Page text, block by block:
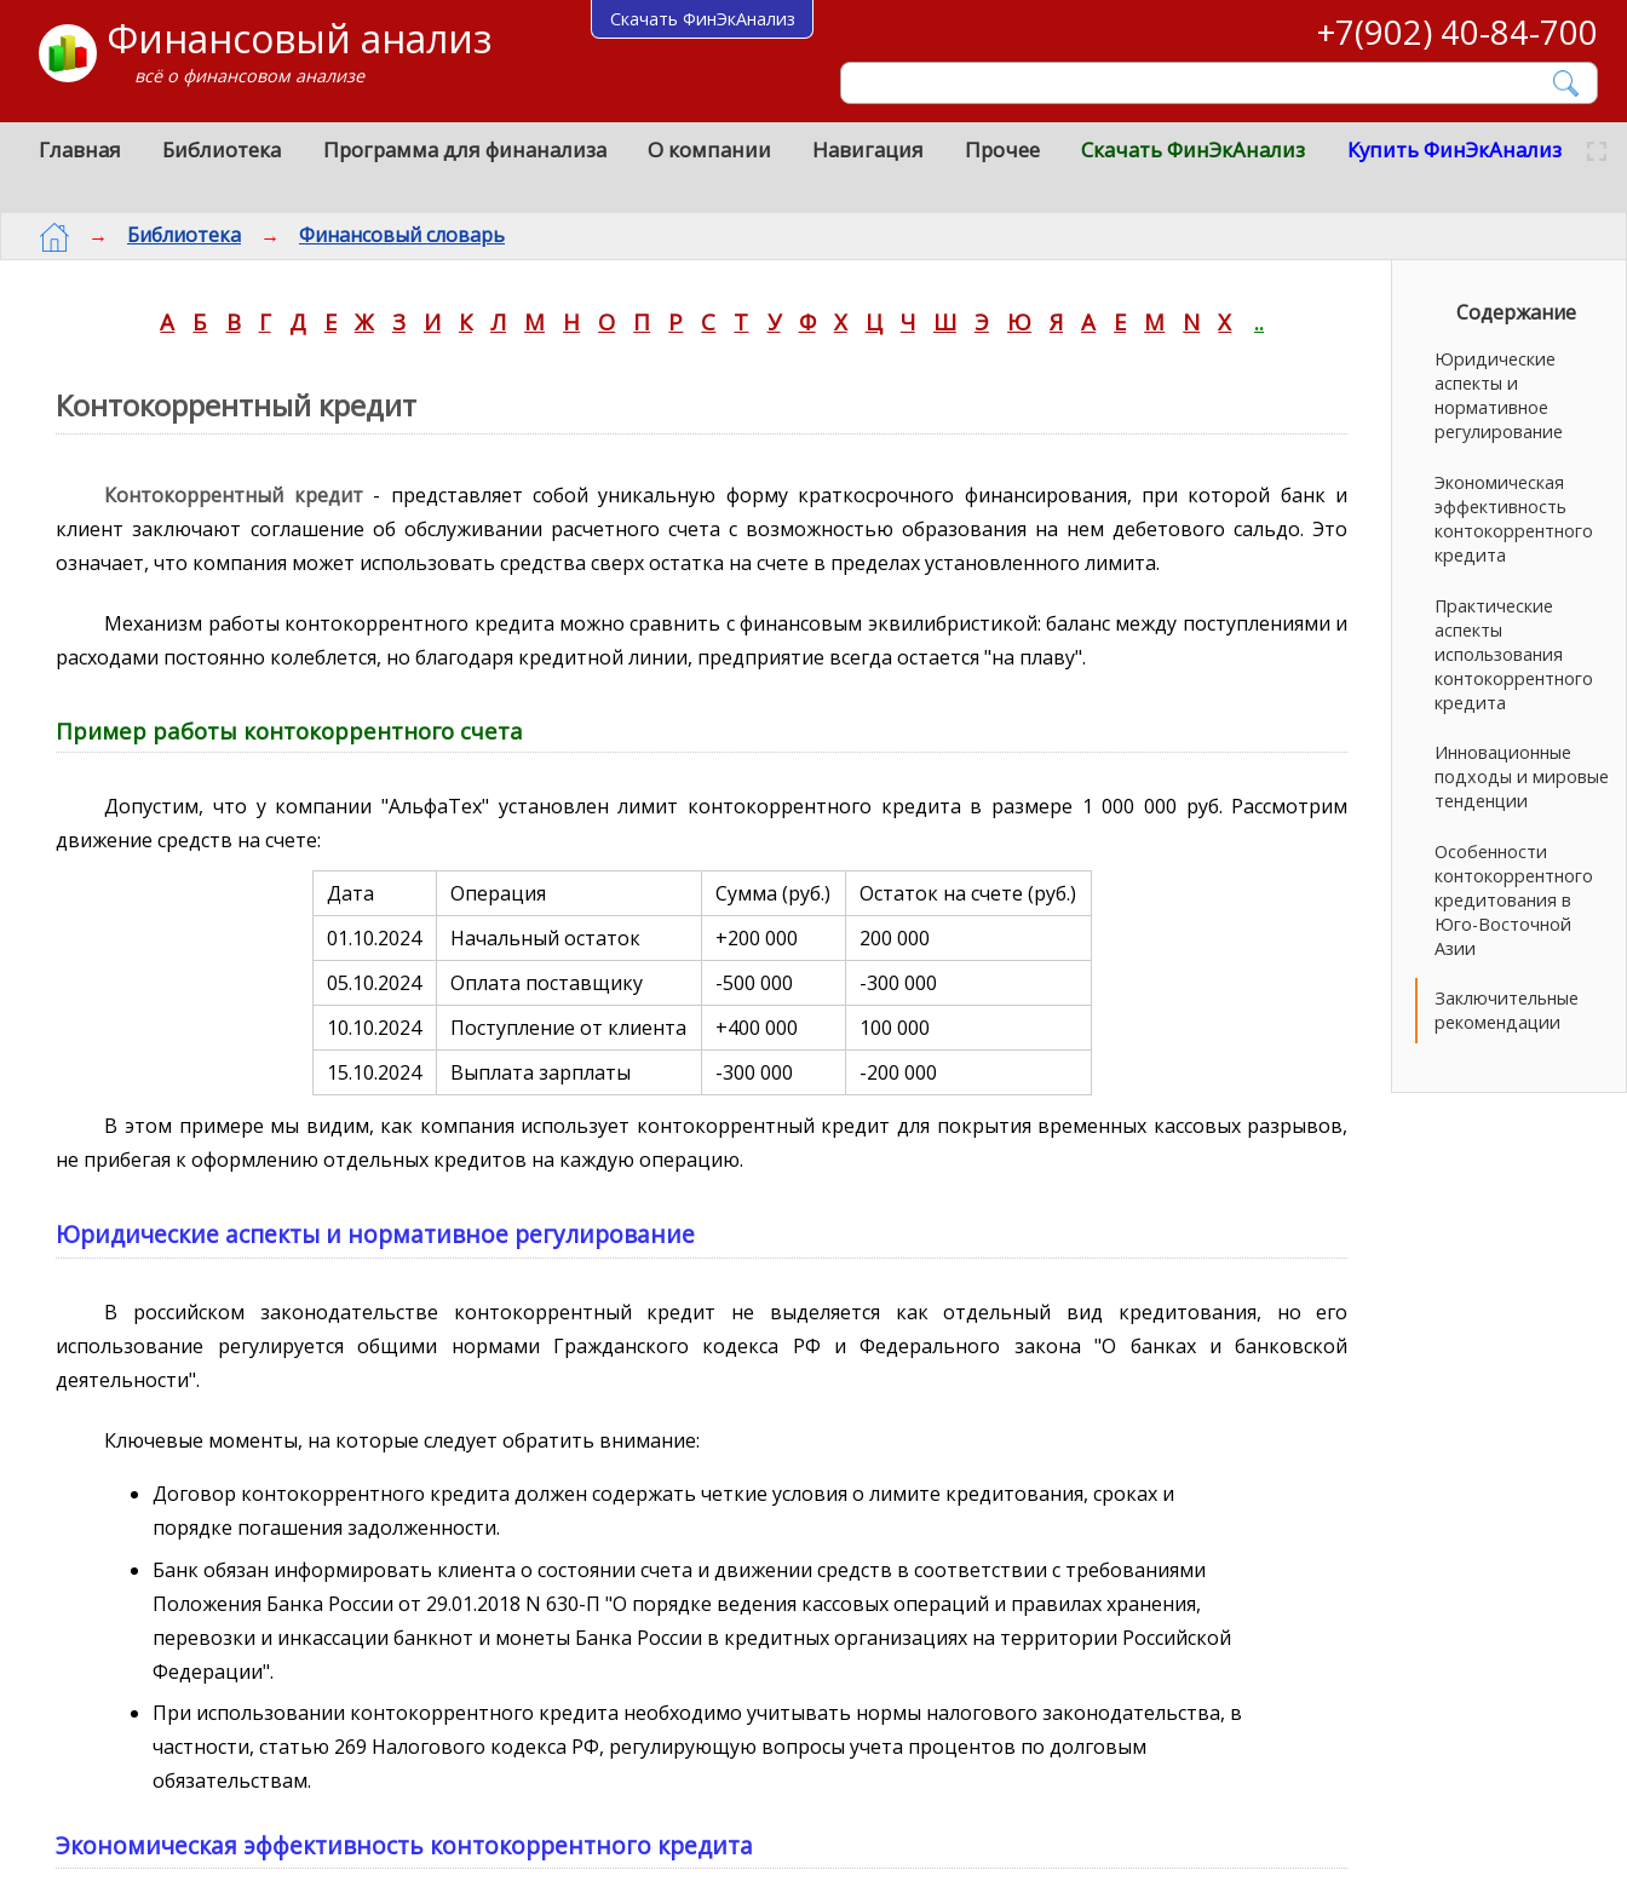
Финансовый анализ
всё о финансовом анализе
+7(902) 40-84-700
Главная Библиотека Программа для финанализа О компании Навигация Прочее Скачать ФинЭкАнализ Купить ФинЭкАнализ
→ Библиотека → Финансовый словарь
А Б В Г Д Е Ж З И К Л М Н О П Р С Т У Ф Х Ц Ч Ш Э Ю Я A E M N X ..
Контокоррентный кредит
Контокоррентный кредит- представляет собой уникальную форму краткосрочного финансирования, при которой банк и
клиент заключают соглашение об обслуживании расчетного счета с возможностью образования на нем дебетового сальдо. Это
означает, что компания может использовать средства сверх остатка на счете в пределах установленного лимита.
Механизм работы контокоррентного кредита можно сравнить с финансовым эквилибристикой: баланс между поступлениями и
расходами постоянно колеблется, но благодаря кредитной линии, предприятие всегда остается "на плаву".
Пример работы контокоррентного счета
Допустим, что у компании "АльфаТех" установлен лимит контокоррентного кредита в размере 1 000 000 руб. Рассмотрим
движение средств на счете:
Дата Операция Сумма (руб.)
Остаток на счете (руб.)
01.10.2024
Начальный остаток +200 000
200 000
05.10.2024
Оплата поставщику -500 000
-300 000
10.10.2024
Поступление от клиента +400 000
100 000
15.10.2024
Выплата зарплаты -300 000 -200 000
В этом примере мы видим, как компания использует контокоррентный кредит для покрытия временных кассовых разрывов,
не прибегая к оформлению отдельных кредитов на каждую операцию.
Юридические аспекты и нормативное регулирование
В российском законодательстве контокоррентный кредит не выделяется как отдельный вид кредитования, но его
использование регулируется общими нормами Гражданского кодекса РФ и Федерального закона "О банках и банковской
деятельности".
Ключевые моменты, на которые следует обратить внимание:
Договор контокоррентного кредита должен содержать четкие условия о лимите кредитования, сроках и
порядке погашения задолженности.
Банк обязан информировать клиента о состоянии счета и движении средств в соответствии с требованиями
Положения Банка России от 29.01.2018 N 630-П "О порядке ведения кассовых операций и правилах хранения,
перевозки и инкассации банкнот и монеты Банка России в кредитных организациях на территории Российской
Федерации".
При использовании контокоррентного кредита необходимо учитывать нормы налогового законодательства, в
частности, статью 269 Налогового кодекса РФ, регулирующую вопросы учета процентов по долговым
обязательствам.
Экономическая эффективность контокоррентного кредита
Содержание
Юридические
аспекты и
нормативное
регулирование
Экономическая
эффективность
контокоррентного
кредита
Практические
аспекты
использования
контокоррентного
кредита
Инновационные
подходы и мировые
тенденции
Особенности
контокоррентного
кредитования в
Юго-Восточной
Азии
Заключительные
рекомендации
Скачать ФинЭкАнализ